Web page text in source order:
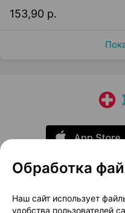
153,90 р.
О проекте
Обработка
Наш сайт использует
удобства пользователей